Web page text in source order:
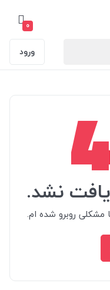
0
ورود
نشد.
روبرو شده ام.